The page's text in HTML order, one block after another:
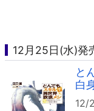
12月25日(水)発
と
白
12/